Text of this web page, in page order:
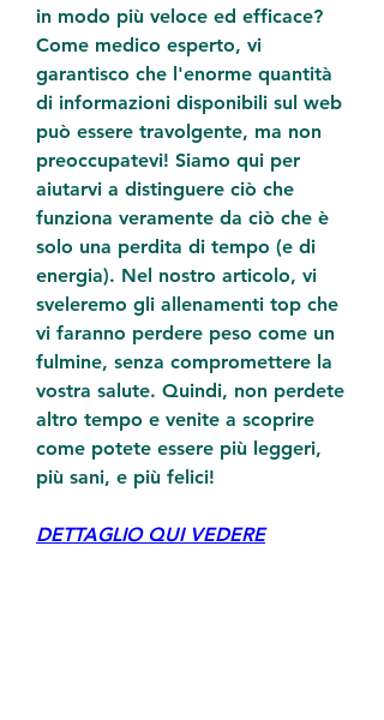
in modo più veloce ed efficace?
Come medico esperto, vi
garantisco che l'enorme quantità
di informazioni disponibili sul web
può essere travolgente, ma non
preoccupatevi! Siamo qui per
aiutarvi a distinguere ciò che
funziona veramente da ciò che è
solo una perdita di tempo (e di
energia). Nel nostro articolo, vi
sveleremo gli allenamenti top che
vi faranno perdere peso come un
fulmine, senza compromettere la
vostra salute. Quindi, non perdete
altro tempo e venite a scoprire
come potete essere più leggeri,
più sani, e più felici!
DETTAGLIO QUI VEDERE